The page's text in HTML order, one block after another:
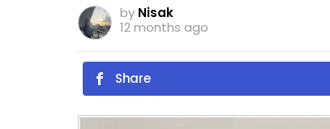
by Nisak
12 months ago
Share